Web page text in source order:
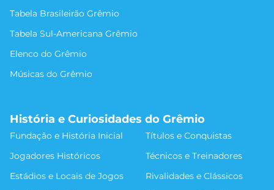
Tabela Brasileirão Grêmio
Tabela Sul-Americana Grêmio
Elenco do Grêmio
Músicas do Grêmio
História e Curiosidades do Grêmio
Fundação e História Inicial
Títulos e Conquistas
Jogadores Históricos
Técnicos e Treinadores
Estádios e Locais de Jogos
Rivalidades e Clássicos